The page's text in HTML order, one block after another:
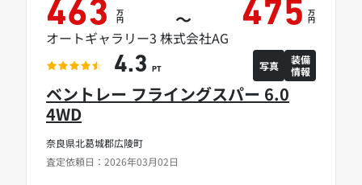
奈良県北葛城郡広陵町
査定依頼日：2026年03月02日
ベントレー フライングスパー 6.0
4WD
463 万
円 ～ 475 万
円
オートギャラリー3 株式会社AG
4.3 PT 写真
装備
情報